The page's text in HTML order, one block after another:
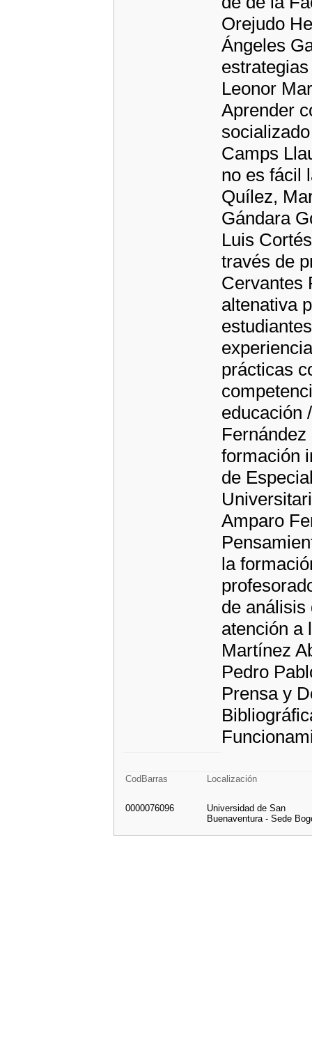
Orejudo
Ángeles
Leonor
Aprender
Camps
no es fácil
Quílez,
Gándara
Luis
través de
Cervantes
altenativa
prácticas
educación
formación
de
Amparo
la
de análisis
atención a
Martínez
Pedro
Prensa y
CodBarras Localización
0000076096
Universidad de San
Buenaventura - Sede